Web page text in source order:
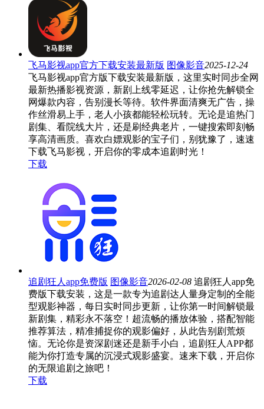
飞马影视app官方下载安装最新版 图像影音2025-12-24
飞马影视app官方版下载安装最新版，这里实时同步全网
最新热播影视资源，新剧上线零延迟，让你抢先解锁全
网爆款内容，告别漫长等待。软件界面清爽无广告，操
作丝滑易上手，老人小孩都能轻松玩转。无论是追热门
剧集、看院线大片，还是刷经典老片，一键搜索即刻畅
享高清画质。喜欢白嫖观影的宝子们，别犹豫了，速速
下载飞马影视，开启你的零成本追剧时光！
下载
追剧狂人app免费版 图像影音2026-02-08 追剧狂人app免
费版下载安装，这是一款专为追剧达人量身定制的全能
型观影神器，每日实时同步更新，让你第一时间解锁最
新剧集，精彩永不落空！超流畅的播放体验，搭配智能
推荐算法，精准捕捉你的观影偏好，从此告别剧荒烦
恼。无论你是资深剧迷还是新手小白，追剧狂人APP都
能为你打造专属的沉浸式观影盛宴。速来下载，开启你
的无限追剧之旅吧！
下载